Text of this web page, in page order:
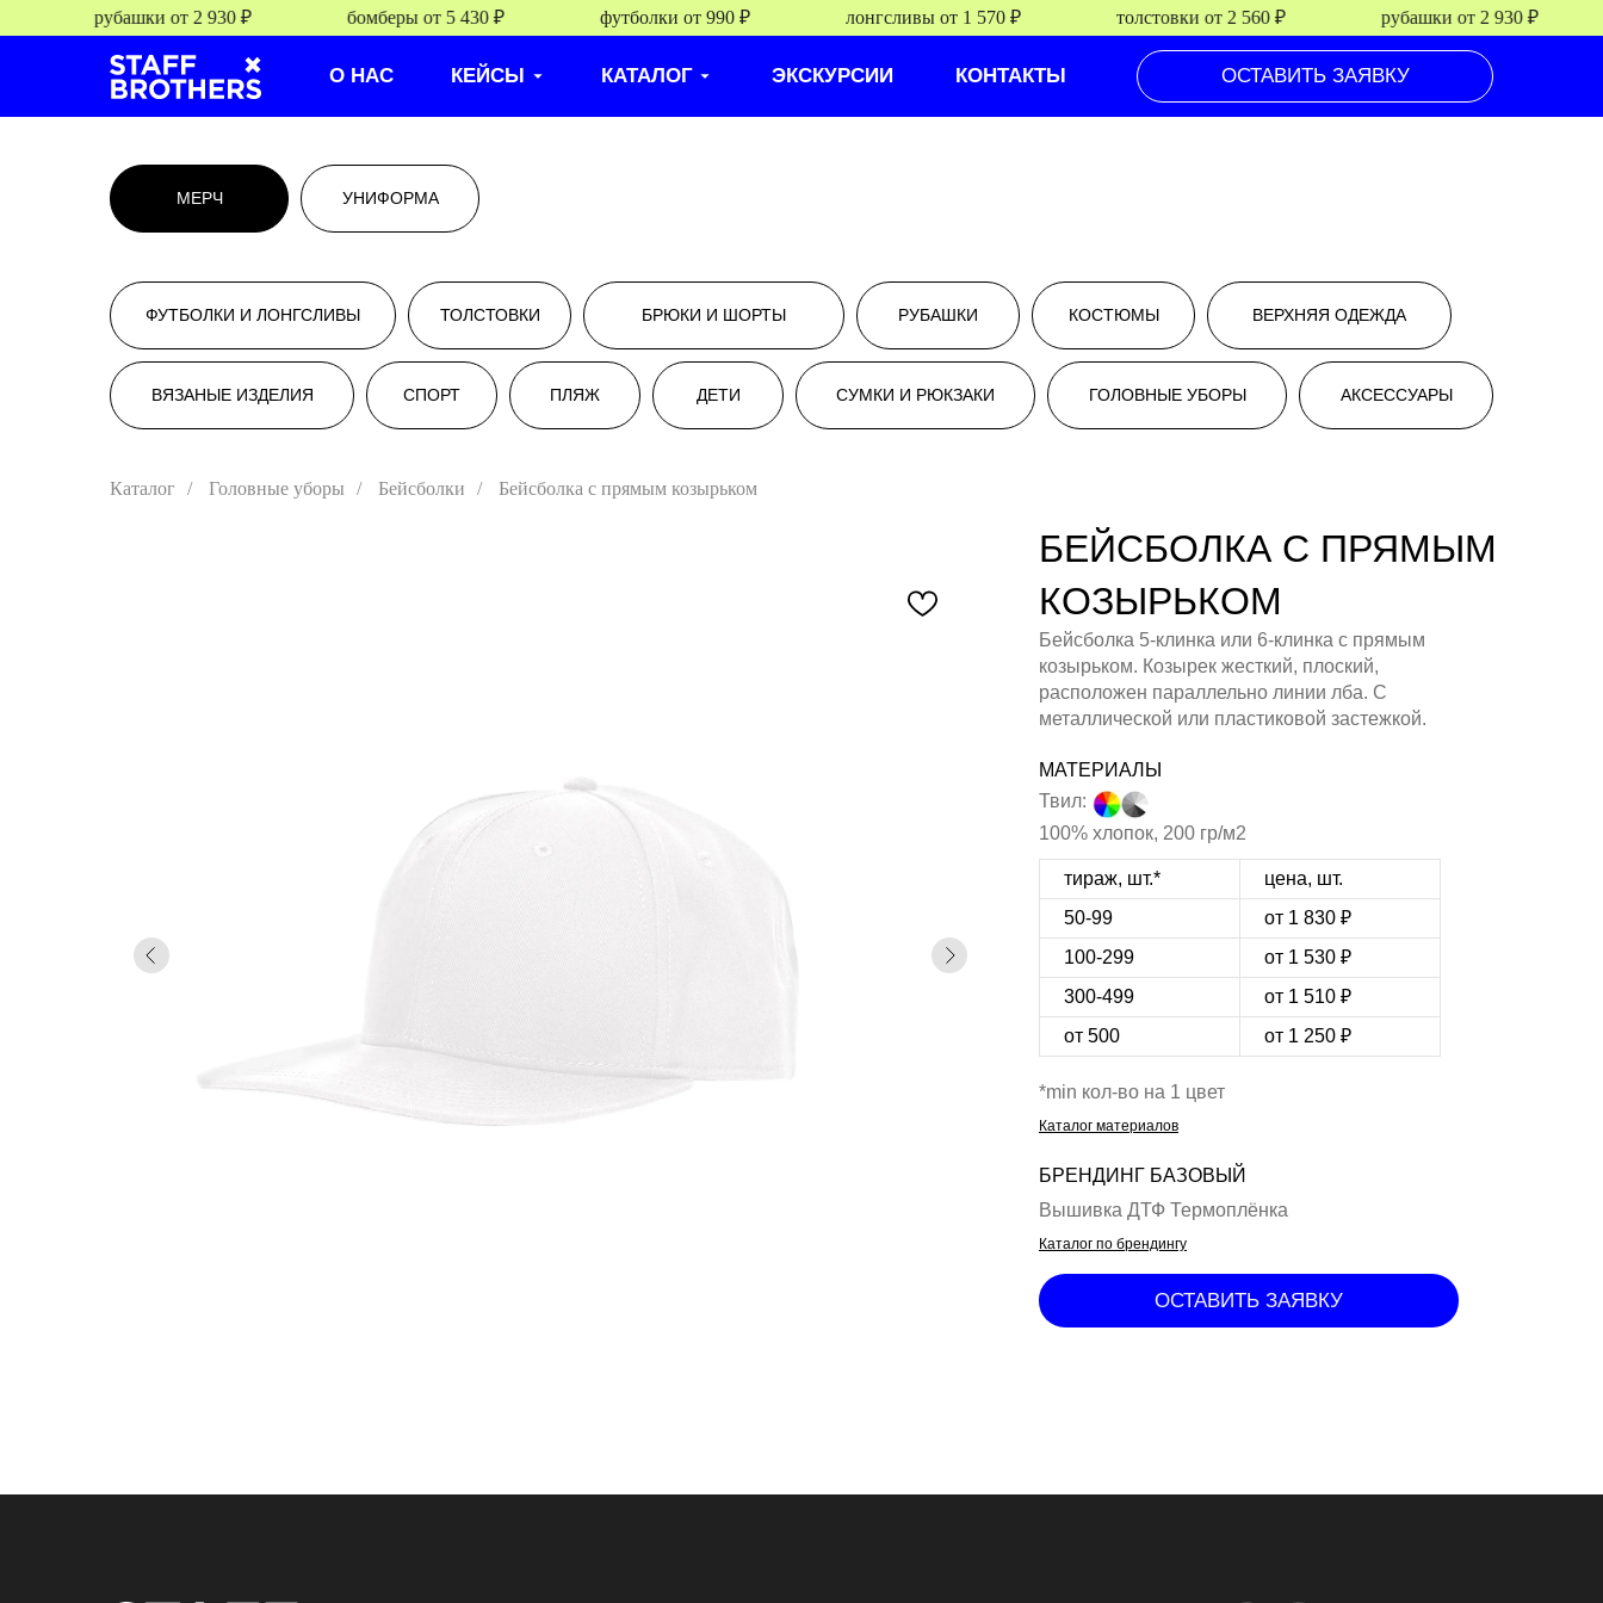
ОСТАВИТЬ ЗАЯВКУ
О НАС КЕЙСЫ КАТАЛОГ ЭКСКУРСИИ КОНТАКТЫ
рубашки от 2 930 ₽ бомберы от 5 430 ₽ футболки от 990 ₽ лонгсливы от 1 570 ₽ толстовки от 2 560 ₽ рубашки от 2 930 ₽
МЕРЧ УНИФОРМА
ФУТБОЛКИ И ЛОНГСЛИВЫ ТОЛСТОВКИ БРЮКИ И ШОРТЫ РУБАШКИ КОСТЮМЫ ВЕРХНЯЯ ОДЕЖДА
ВЯЗАНЫЕ ИЗДЕЛИЯ ГОЛОВНЫЕ УБОРЫ
СУМКИ И РЮКЗАКИ
ДЕТИ
ПЛЯЖ
СПОРТ АКСЕССУАРЫ
Каталог / Головные уборы / Бейсболки / Бейсболка с прямым козырьком
БЕЙСБОЛКА С ПРЯМЫМ
КОЗЫРЬКОМ
Бейсболка 5-клинка или 6-клинка с прямым
козырьком. Козырек жесткий, плоский,
расположен параллельно линии лба. С
металлической или пластиковой застежкой.
*min кол-во на 1 цвет
100-299
от 1 530 ₽
300-499
от 1 510 ₽
от 500
от 1 250 ₽
50-99 от 1 830 ₽
цена, шт.
тираж, шт.*
Вышивка ДТФ Термоплёнка
БРЕНДИНГ БАЗОВЫЙ
ОСТАВИТЬ ЗАЯВКУ
Твил:
100% хлопок, 200 гр/м2
МАТЕРИАЛЫ
Каталог материалов
Каталог по брендингу